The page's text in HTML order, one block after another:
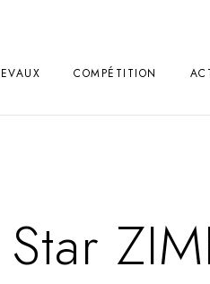
COMPÉTITION